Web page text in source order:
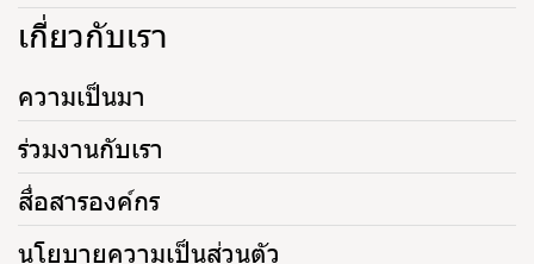
เกี่ยวกับเรา
ความเป็นมา
ร่วมงานกับเรา
สื่อสารองค์กร
นโยบายความเป็นส่วนตัว